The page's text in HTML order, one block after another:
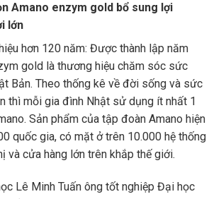
Amano enzym gold bổ sung lợi
lớn
hơn 120 năm: Được thành lập năm
gold là thương hiệu chăm sóc sức
Bản. Theo thống kê về đời sống và sức
thì mỗi gia đình Nhật sử dụng ít nhất 1
Sản phẩm của tập đoàn Amano hiện
quốc gia, có mặt ở trên 10.000 hệ thống
và cửa hàng lớn trên khắp thế giới.
Lê Minh Tuấn ông tốt nghiệp Đại học